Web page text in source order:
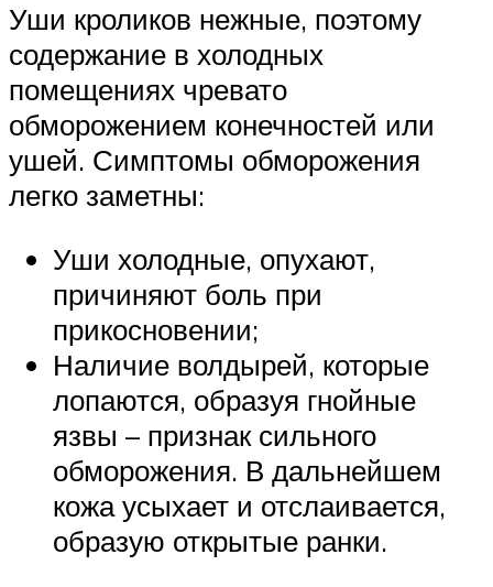
Уши кроликов нежные, поэтому
содержание в холодных
помещениях чревато
обморожением конечностей или
ушей. Симптомы обморожения
легко заметны:
Уши холодные, опухают,
причиняют боль при
прикосновении;
Наличие волдырей, которые
лопаются, образуя гнойные
язвы – признак сильного
обморожения. В дальнейшем
кожа усыхает и отслаивается,
образую открытые ранки.